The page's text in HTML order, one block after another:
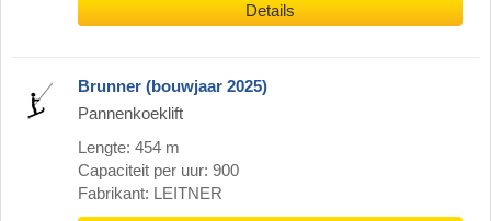
Details
Brunner (bouwjaar 2025)
Pannenkoeklift
Lengte: 454 m
Capaciteit per uur: 900
Fabrikant: LEITNER